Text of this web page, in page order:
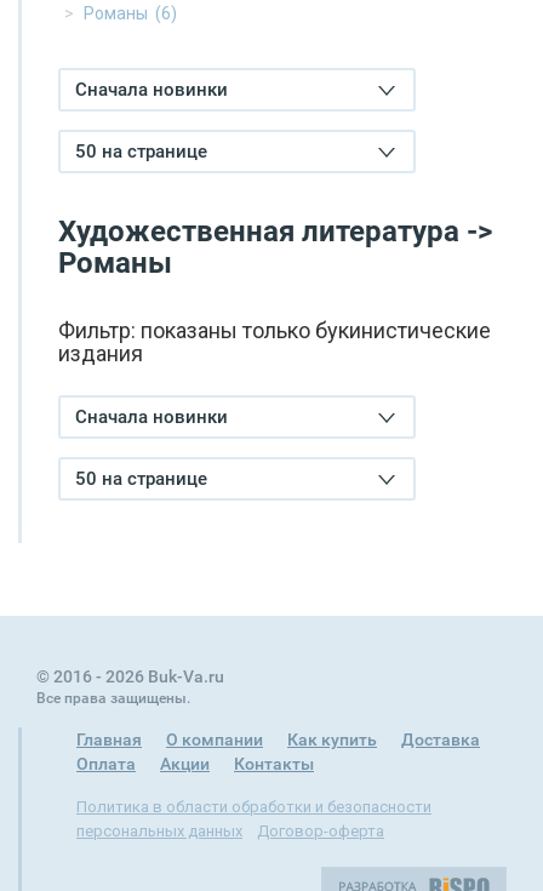
Романы (6)
Сначала новинки
50 на странице
Художественная литература ->
Романы
Фильтр: показаны только букинистические
издания
Сначала новинки
50 на странице
© 2016 - 2026 Buk-Va.ru
Все права защищены.
Главная О компании Как купить
Доставка
Оплата
Акции Контакты
Политика в области обработки и безопасности
персональных данных
Договор-оферта